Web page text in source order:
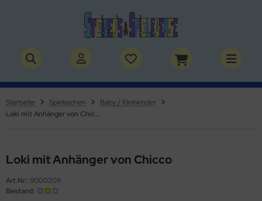
Startseite Spielsachen
Baby / Kleinkinder
Loki mit Anhänger von Chicco
Loki mit Anhänger von Chicco
Art.Nr.: 9000209
Bestand:
& Superhelden